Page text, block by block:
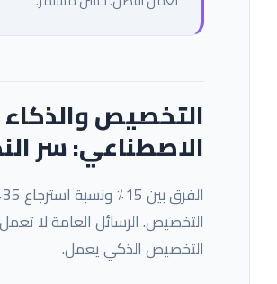
التخصيص والذكاء
الاصطناعي: سر
التخصيص. الرسائل العامة لا
التخصيص الذكي يعمل.